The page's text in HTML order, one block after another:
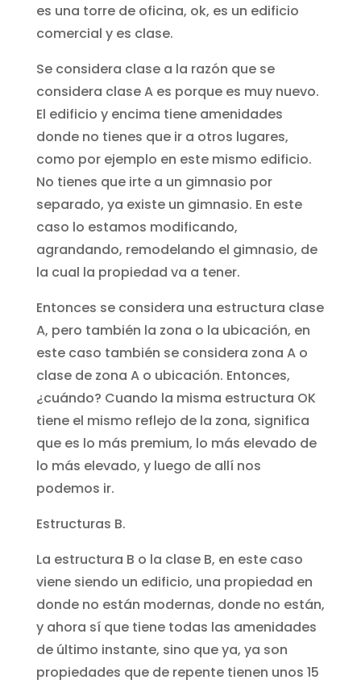
es una torre de oficina, ok, es un edificio
comercial y es clase.
Se considera clase a la razón que se
considera clase A es porque es muy nuevo.
El edificio y encima tiene amenidades
donde no tienes que ir a otros lugares,
como por ejemplo en este mismo edificio.
No tienes que irte a un gimnasio por
separado, ya existe un gimnasio. En este
caso lo estamos modificando,
agrandando, remodelando el gimnasio, de
la cual la propiedad va a tener.
Entonces se considera una estructura clase
A, pero también la zona o la ubicación, en
este caso también se considera zona A o
clase de zona A o ubicación. Entonces,
¿cuándo? Cuando la misma estructura OK
tiene el mismo reflejo de la zona, significa
que es lo más premium, lo más elevado de
lo más elevado, y luego de allí nos
podemos ir.
Estructuras B.
La estructura B o la clase B, en este caso
viene siendo un edificio, una propiedad en
donde no están modernas, donde no están,
y ahora sí que tiene todas las amenidades
de último instante, sino que ya, ya son
propiedades que de repente tienen unos 15